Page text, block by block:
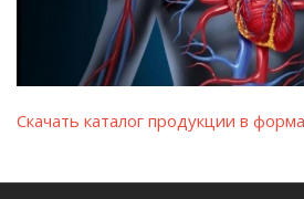
Скачать каталог продукции в